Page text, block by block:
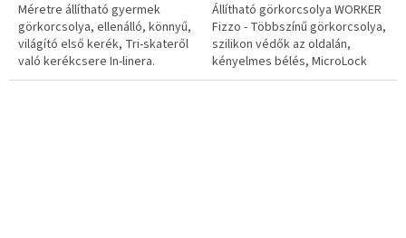
Méretre állítható gyermek
görkorcsolya, ellenálló, könnyű,
világító első kerék, Tri-skateről
való kerékcsere In-linera.
Állítható görkorcsolya WORKER
Fizzo - Többszínű görkorcsolya,
szilikon védők az oldalán,
kényelmes bélés, MicroLock
kettős biztonsági zárral